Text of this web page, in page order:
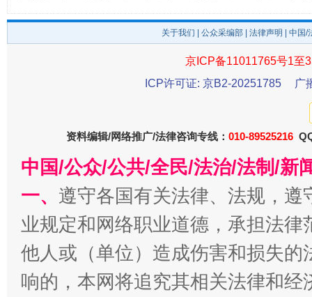
关于我们 公众采编部 法律声明 | 中国
京ICP备11011765号1至
ICP许可证: 京B2-20251785
广
资料编辑/网络推广/法律咨询专线： 010-89525216
中国/公众/公共/全民/法治/法制/新
一、 遵守各国有关法律、法规，
业规定和网络职业道德，承担法
他人或（单位）造成伤害和损失
响的，本网将追究其相关法律和